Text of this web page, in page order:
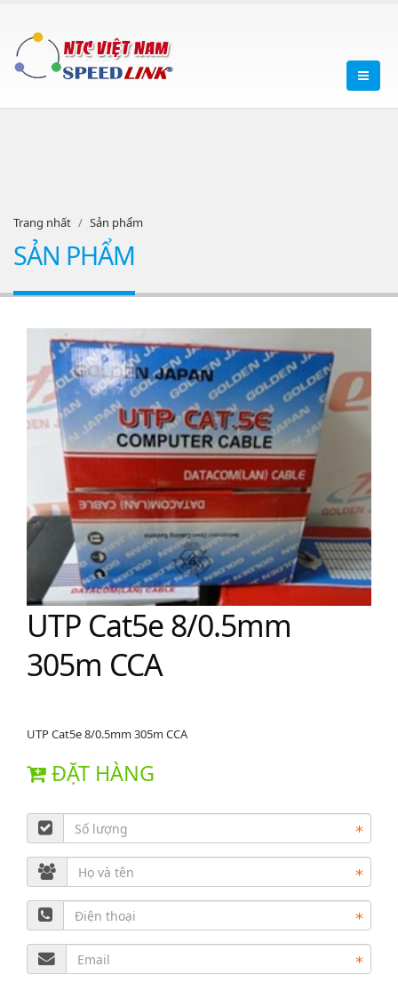
Trang nhất Sản phẩm
SẢN PHẨM
UTP Cat5e 8/0.5mm
305m CCA
UTP Cat5e 8/0.5mm 305m CCA
ĐẶT HÀNG